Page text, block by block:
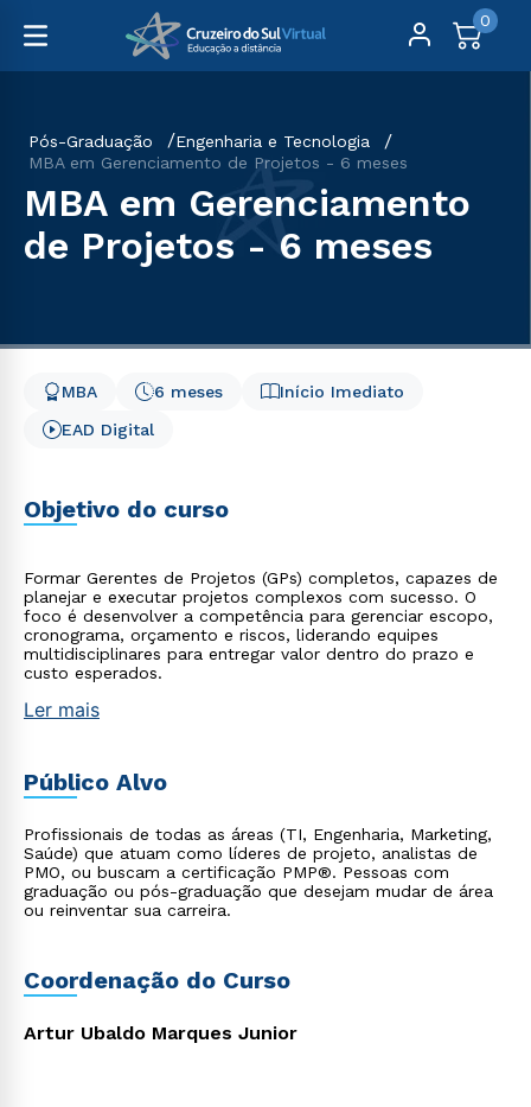
0
Pós-Graduação
Engenharia e Tecnologia
MBA em Gerenciamento de Projetos - 6 meses
MBA em Gerenciamento
de Projetos - 6 meses
Início Imediato
6 meses
MBA
EAD Digital
Objetivo do curso
Formar Gerentes de Projetos (GPs) completos, capazes de
planejar e executar projetos complexos com sucesso. O
foco é desenvolver a competência para gerenciar escopo,
cronograma, orçamento e riscos, liderando equipes
multidisciplinares para entregar valor dentro do prazo e
custo esperados.
Ler mais
Público Alvo
Profissionais de todas as áreas (TI, Engenharia, Marketing,
Saúde) que atuam como líderes de projeto, analistas de
PMO, ou buscam a certificação PMP®. Pessoas com
graduação ou pós-graduação que desejam mudar de área
ou reinventar sua carreira.
Coordenação do Curso
Artur Ubaldo Marques Junior